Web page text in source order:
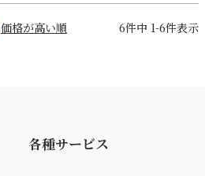
価格が高い順 6件中 1-6件表示
各種サービス